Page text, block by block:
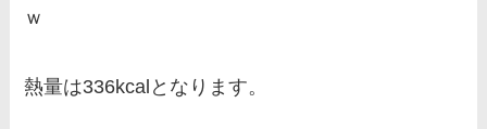
ｗ
熱量は336kcalとなります。